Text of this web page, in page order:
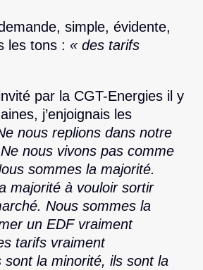
simple, évidente,
les tons : « des tarifs
par la CGT-Energies il y
j’enjoignais les
nous replions dans notre
nous vivons pas comme
sommes la majorité.
majorité à vouloir sortir
Nous sommes la
un EDF vraiment
tarifs vraiment
sont la minorité, ils sont la